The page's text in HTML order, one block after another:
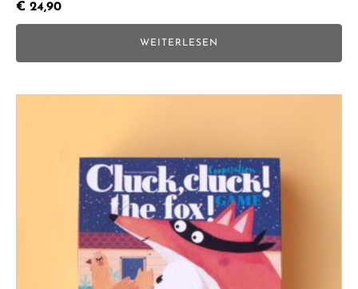
€ 24,90
WEITERLESEN